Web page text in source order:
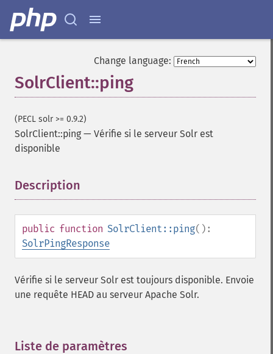
Change language:
SolrClient::ping
(PECL solr >= 0.9.2)
SolrClient::ping — Vérifie si le serveur Solr est
disponible
Description
public function SolrClient::ping():
SolrPingResponse
Vérifie si le serveur Solr est toujours disponible. Envoie
une requête HEAD au serveur Apache Solr.
Liste de paramètres